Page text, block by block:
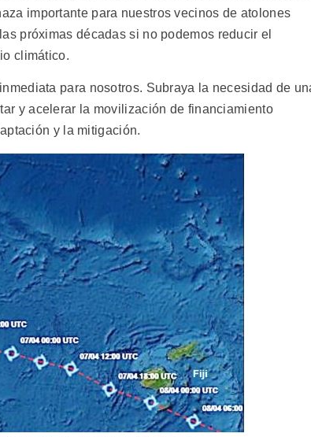
importante para nuestros vecinos de atolones
próximas décadas si no podemos reducir el
climático.
para nosotros. Subraya la necesidad de
y acelerar la movilización de financiamiento
y la mitigación.